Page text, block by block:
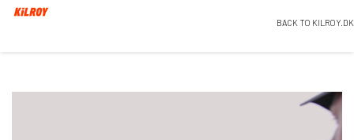
BACK TO KILROY.DK